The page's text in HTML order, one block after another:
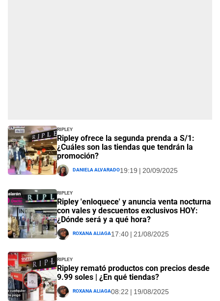
Ripley
Ripley ofrece la segunda prenda a S/1:
¿Cuáles son las tiendas que tendrán la
promoción?
Daniela Alvarado19:19 | 20/09/2025
Ripley
Ripley 'enloquece' y anuncia venta nocturna
con vales y descuentos exclusivos HOY:
¿Dónde será y a qué hora?
Roxana Aliaga17:40 | 21/08/2025
Ripley
Ripley remató productos con precios desde
9.99 soles | ¿En qué tiendas?
Roxana Aliaga08:22 | 19/08/2025